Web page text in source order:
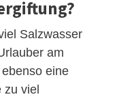
Salzwasser
am
eine
viel